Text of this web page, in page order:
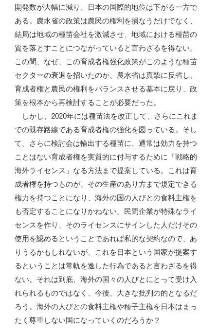
開発数が大幅に減り、日本の国際的地位は下がる一方で
ある。農水省の政策は農民の権利を損なうだけでなく、
結局は地域の種苗会社を激減させ、地域における種苗の
質を落とすことにつながっていると言わざるを得ない。
この間、なぜ、この育成者権強化政策がこのような種苗
セクターの衰退を招いたのか、農水省は真摯に反省し、
育成者権と農民の権利をバランスさせる基本に戻り、政
策を根本から再検討することが必要だった。
しかし、2020年には種苗法を改正して、さらにこれま
での既存路線である育成者権の強化を図っている。そし
て、さらに検討会は輸出する種苗に、通常は効力を持つ
ことはない育成者権を実質的に付与するために「戦略的
海外ライセンス」なる方法まで提案している。これは育
成者権を持つものが、その生産のあり方まで規定できる
権力を持つことになり、海外の国の人びとの食料主権を
も否定することになりかねない。民間企業が特殊なライ
センスを作り、そのライセンスにサインした人だけその
使用を認めるということであれば私的な契約なので、あ
りうるかもしれないが、これを日本という国家が提案す
るということは常軌を逸した行為であると言わざるを得
ない。それは到底、海外の国々の人びとにとって受け入
れられるものではなく、今後、大きな批判の的となるだ
ろう。海外の人びとの食料主権や種子主権を日本はまっ
たく尊重しない国になっていくのだろうか？